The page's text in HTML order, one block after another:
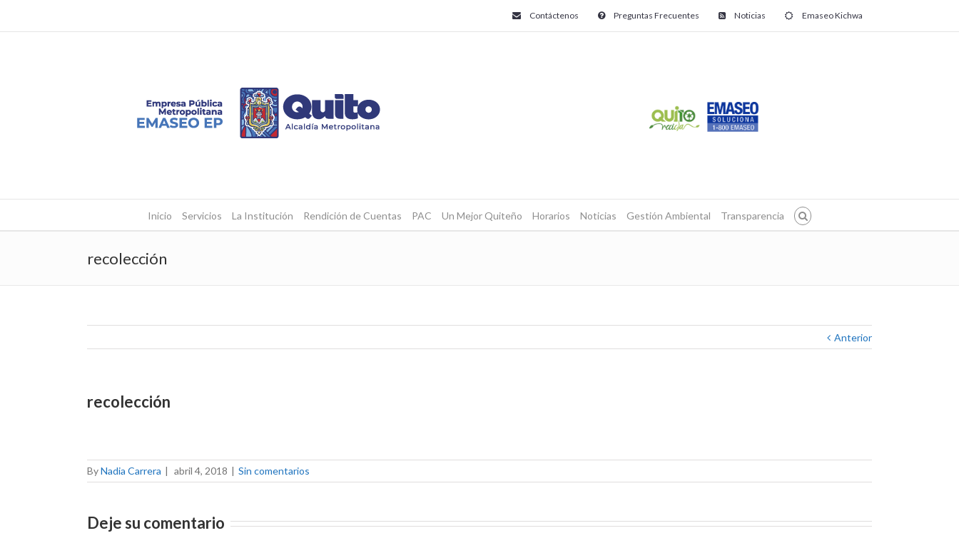
Contáctenos Preguntas Frecuentes Noticias Emaseo Kichwa
Inicio Servicios La Institución Rendición de Cuentas PAC Un Mejor Quiteño Horarios Noticias Gestión Ambiental Transparencia
recolección
Anterior
recolección
ByNadia Carrera | abril 4, 2018 | Sin comentarios
Deje su comentario